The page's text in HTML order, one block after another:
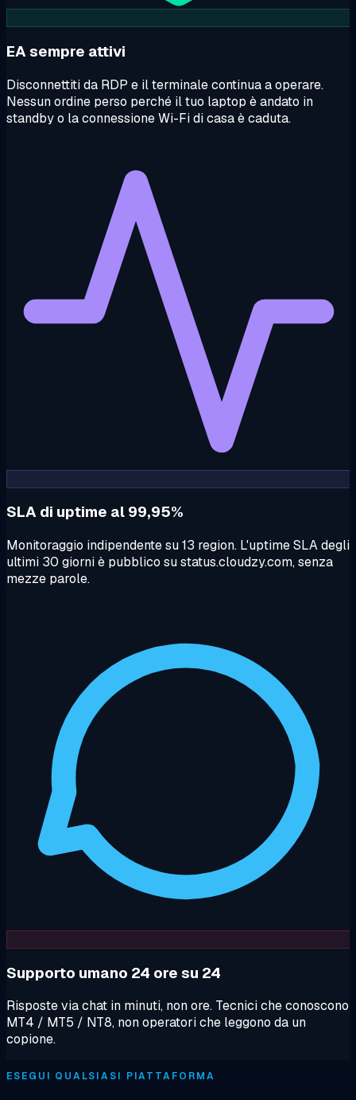
EA sempre attivi
Disconnettiti da RDP e il terminale continua a operare.
Nessun ordine perso perché il tuo laptop è andato in
standby o la connessione Wi-Fi di casa è caduta.
SLA di uptime al 99,95%
Monitoraggio indipendente su 13 region. L'uptime SLA degli
ultimi 30 giorni è pubblico su status.cloudzy.com, senza
mezze parole.
Supporto umano 24 ore su 24
Risposte via chat in minuti, non ore. Tecnici che conoscono
MT4 / MT5 / NT8, non operatori che leggono da un
copione.
ESEGUI QUALSIASI PIATTAFORMA